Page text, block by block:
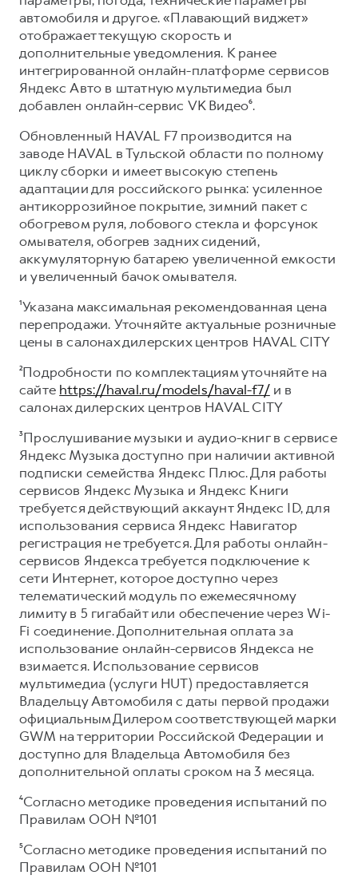
автомобиля и другое. «Плавающий виджет»
отображает текущую скорость и
дополнительные уведомления. К ранее
интегрированной онлайн-платформе сервисов
Яндекс Авто в штатную мультимедиа был
добавлен онлайн-сервис VK Видео⁶.
Обновленный HAVAL F7 производится на
заводе HAVAL в Тульской области по полному
циклу сборки и имеет высокую степень
адаптации для российского рынка: усиленное
антикоррозийное покрытие, зимний пакет с
обогревом руля, лобового стекла и форсунок
омывателя, обогрев задних сидений,
аккумуляторную батарею увеличенной емкости
и увеличенный бачок омывателя.
¹Указана максимальная рекомендованная цена
перепродажи. Уточняйте актуальные розничные
цены в салонах дилерских центров HAVAL CITY
²Подробности по комплектациям уточняйте на
сайте https://haval.ru/models/haval-f7/и в
салонах дилерских центров HAVAL CITY
³Прослушивание музыки и аудио-книг в сервисе
Яндекс Музыка доступно при наличии активной
подписки семейства Яндекс Плюс. Для работы
сервисов Яндекс Музыка и Яндекс Книги
требуется действующий аккаунт Яндекс ID, для
использования сервиса Яндекс Навигатор
регистрация не требуется. Для работы онлайн-
сервисов Яндекса требуется подключение к
сети Интернет, которое доступно через
телематический модуль по ежемесячному
лимиту в 5 гигабайт или обеспечение через Wi-
Fi соединение. Дополнительная оплата за
использование онлайн-сервисов Яндекса не
взимается. Использование сервисов
мультимедиа (услуги HUT) предоставляется
Владельцу Автомобиля с даты первой продажи
официальным Дилером соответствующей марки
GWM на территории Российской Федерации и
доступно для Владельца Автомобиля без
дополнительной оплаты сроком на 3 месяца.
⁴Согласно методике проведения испытаний по
Правилам ООН №101
⁵Согласно методике проведения испытаний по
Правилам ООН №101